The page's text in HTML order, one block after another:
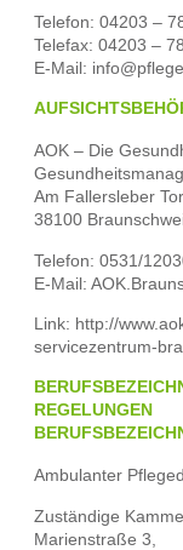
Telefon: 04203 –
Telefax: 04203 –
E-Mail:
AOK – Die
Am Fallersleber
38100
Telefon: 0531/
E-Mail:
Link: http://
servicezentrum-
REGELUNGEN
Ambulanter
Zuständige
Marienstraße 3,